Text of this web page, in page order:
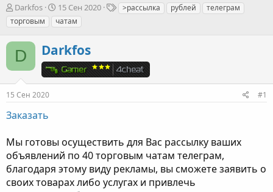
А
в
т
о
р
т
е
м
ы
Darkfos
Д
а
т
н
а
ч
а
15 Сен 2020
Т>рассылка рублей
телеграм
торговым
чатам
D Darkfos
15 Сен 2020 #1
Заказать
Мы готовы осуществить для Вас рассылку ваших
объявлений по 40 торговым чатам телеграм,
благодаря этому виду рекламы, вы сможете заявить о
своих товарах либо услугах и привлечь